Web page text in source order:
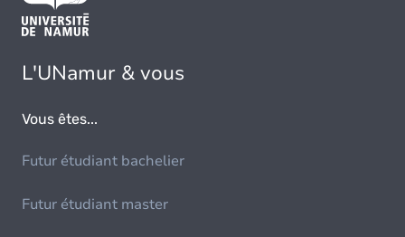
L'UNamur & vous
Vous êtes...
Futur étudiant bachelier
Futur étudiant master